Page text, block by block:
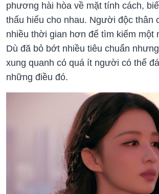
phương hài hòa về mặt tính cách,
thấu hiểu cho nhau. Người độc thân
nhiều thời gian hơn để tìm kiếm một
Dù đã bỏ bớt nhiều tiêu chuẩn
xung quanh có quá ít người có thể
những điều đó.